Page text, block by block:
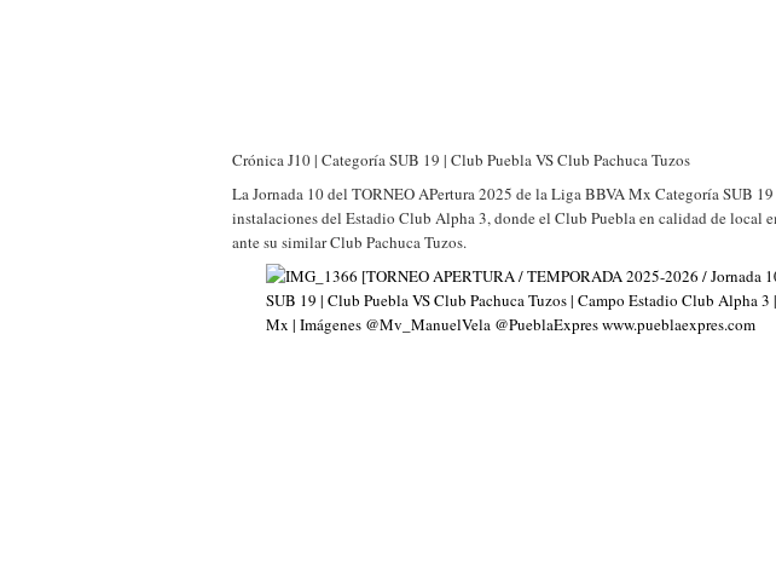
Crónica J10 | Categoría SUB 19 | Club Puebla VS Club Pachuca Tuzos
La Jornada 10 del TORNEO APertura 2025 de la Liga BBVA Mx Categoría SUB
instalaciones del Estadio Club Alpha 3, donde el Club Puebla en calidad de local
ante su similar Club Pachuca Tuzos.